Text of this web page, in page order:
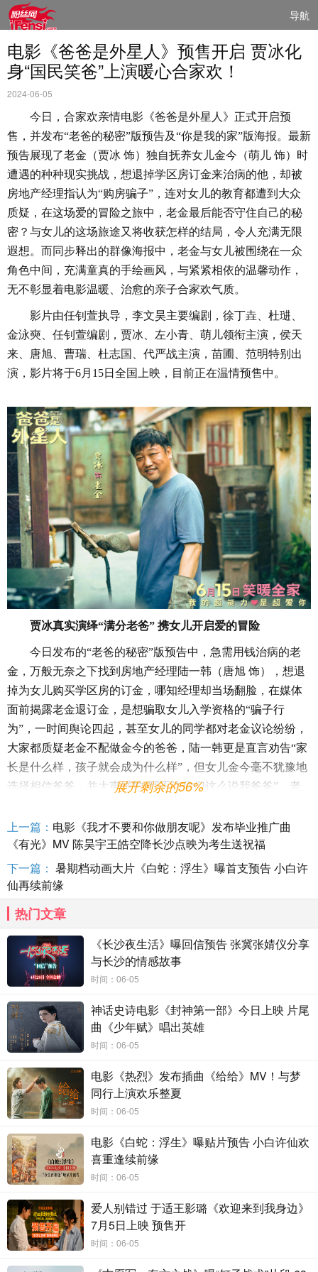
导航
电影《爸爸是外星人》预售开启 贾冰化
身“国民笑爸”上演暖心合家欢！
2024-06-05
今日，合家欢亲情电影《爸爸是外星人 》 正式开启预
售，并发布“老爸的秘密”版预告及“你是我的家”版海报。最新
预告展现了老金（贾冰 饰）独自抚养女儿金今（萌儿 饰）时
遭遇的种种现实挑战，想退掉学区房订金来治病的他，却被
房地产经理指认为“购房骗子”，连对女儿的教育都遭到大众
质疑，在这场爱的冒险之旅中，老金最后能否守住自己的秘
密？与女儿的这场旅途又将收获怎样的结局，令人充满无限
遐想。而同步释出的群像海报中，老金与女儿被围绕在一众
角色中间，充满童真的手绘画风，与紧紧相依的温馨动作，
无不彰显着电影温暖、治愈的亲子合家欢气质。
影片由任钊萱执导，李文昊主要编剧，徐丁垚、杜琎、
金泳奭、任钊萱编剧，贾冰、左小青、萌儿领衔主演，侯天
来、唐旭、曹瑞、杜志国、代严战主演，苗圃、范明特别出
演， 影片将于6月15日全国上映，目前正在温情预售中。
贾冰真实演绎“满分老爸” 携女儿开启爱的冒险
今日发布的“老爸的秘密”版预告中，急需用钱治病的老
金，万般无奈之下找到房地产经理陆一韩 （唐旭 饰），想退
掉为女儿购买学区房的订金 ，哪知经理却当场翻脸，在媒体
面前揭露老金退订金，是想骗取女儿入学资格的“骗子行
为”，一时间舆论四起，甚至女儿的同学都对老金议论纷纷，
大家都质疑老金不配做金今的爸爸，陆一韩更是直言劝告“家
长是什么样，孩子就会成为什么样”，但女儿金今毫不犹豫地
选择相信爸爸，并大声维护“我不许你们这么说我爸爸”。老
启回乡之路，用心良苦的父爱一路上也感动了一众好友，纷
纷自愿加入这场守护“外星秘密”的冒险之旅。电影一波三折
的亲情故事，真实感人的现实生活，中国式父母隐藏在善意
谎言下的蓬勃爱意，都让人无比动容充满期待。
电影《爸爸是外星人》除了讲述围绕在老金及女儿间的
亲情故事，更讲述了老金及其父亲老老金、陆一韩和儿子志
伟、以及老金与一众好友间的美好情感，含蓄诠释了“中式亲
情”的爱与责任。电影从小人物的真实生活出发，通过充满奇
妙想象力的方式，将亲人告别、教育公平、代际沟通等现实
议题巧妙融入，预告中，老金为女儿上学靠着炒饭一点一滴
攒出了学区房；金今与许久未见的老老金
一声“爷爷再见”的告别；病友
众在温暖动人的情感之中，不禁对于现实生活产生了普遍的
共情与思考。
展开剩余的56%
上一篇： 电影《我才不要和你做朋友呢》发布毕业推广曲
《有光》MV 陈昊宇王皓空降长沙点映为考生送祝福
下一篇： 暑期档动画大片《白蛇：浮生》曝首支预告 小白许
仙再续前缘
热门文章
《长沙夜生活》曝回信预告 张冀张婧仪分享
与长沙的情感故事
时间：06-05
神话史诗电影《封神第一部》今日上映 片尾
曲《少年赋》唱出英雄
时间：06-05
电影《热烈》发布插曲《给给》MV！与梦
同行上演欢乐整夏
时间：06-05
电影《白蛇：浮生》曝贴片预告 小白许仙欢
喜重逢续前缘
时间：06-05
爱人别错过 于适王影璐《欢迎来到我身边》
7月5日上映 预售开
时间：06-05